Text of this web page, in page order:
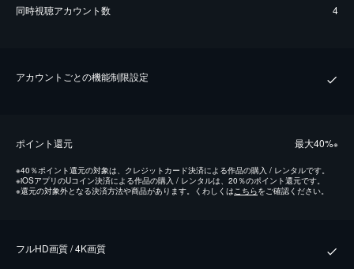
同時視聴アカウント数 4
アカウントごとの機能制限設定
ポイント還元 最⼤40%※
※40％ポイント還元の対象は、クレジットカード決済による作品の購入 / レンタルです。
※iOSアプリのUコイン決済による作品の購入 / レンタルは、20％のポイント還元です。
※還元の対象外となる決済方法や商品があります。くわしくはこちらをご確認ください。
フルHD画質 / 4K画質